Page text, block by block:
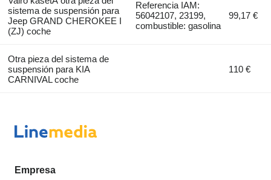
sistema de suspensión para
Jeep GRAND CHEROKEE I
(ZJ) coche
Referencia IAM:
56042107, 23199,
combustible: gasolina
99,17 €
Otra pieza del sistema de
suspensión para KIA
CARNIVAL coche
110 €
Empresa